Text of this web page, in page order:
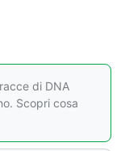
di DNA
Scopri cosa